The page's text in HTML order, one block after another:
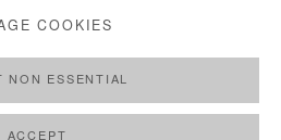
COOKIES
NON ESSENTIAL
ACCEPT